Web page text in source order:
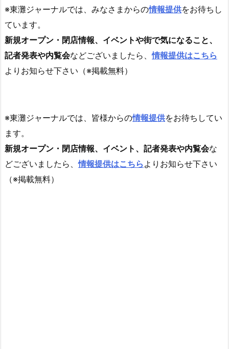
※東灘ジャーナルでは、みなさまからの情報提供をお待ちし
ています。
新規オープン・閉店情報、イベントや街で気になること、
記者発表や内覧会などございましたら、情報提供はこちら
よりお知らせ下さい（※掲載無料）
※東灘ジャーナルでは、皆様からの情報提供をお待ちしてい
ます。
新規オープン・閉店情報、イベント、記者発表や内覧会な
どございましたら、情報提供はこちら よりお知らせ下さい
（※掲載無料）